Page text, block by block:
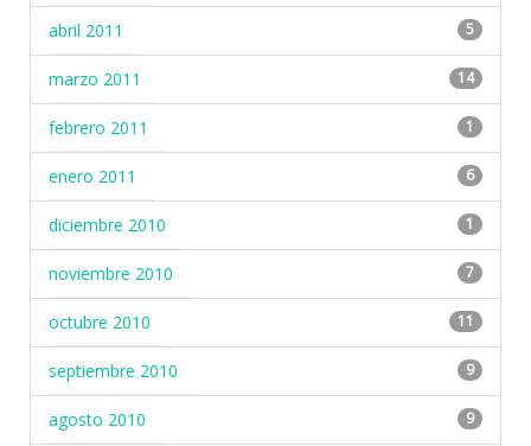
abril 2011 5
marzo 2011 14
febrero 2011 1
enero 2011 6
diciembre 2010 1
noviembre 2010 7
octubre 2010 11
septiembre 2010 9
agosto 2010 9